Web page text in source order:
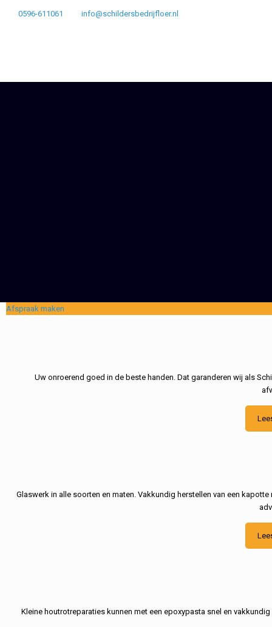
0596-611061 info@schildersbedrijfloer.nl
Afspraak maken
Uw onroerend goed in de beste handen. Dat garanderen wij als
Glaswerk in alle soorten en maten. Vakkundig herstellen van een
Kleine houtrotreparaties kunnen met een epoxypasta snel en